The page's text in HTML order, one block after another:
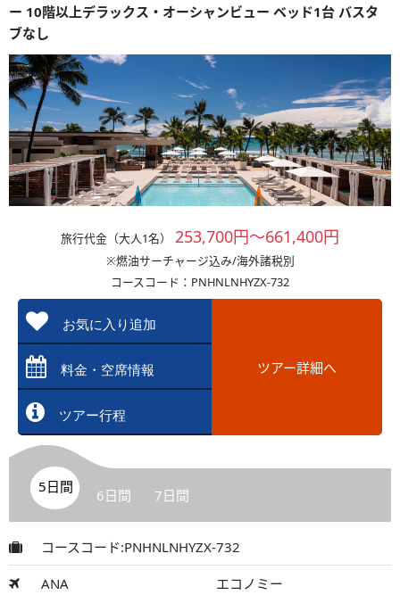
ー 10階以上デラックス・オーシャンビュー ベッド1台 バスタ
ブなし
旅行代金（大人1名） 253,700円～661,400円
※燃油サーチャージ込み/海外諸税別
コースコード：PNHNLNHYZX-732
お気に入り追加
料金・空席情報
ツアー行程
ツアー詳細へ
5日間 6日間 7日間
コースコード:PNHNLNHYZX-732
ANA エコノミー